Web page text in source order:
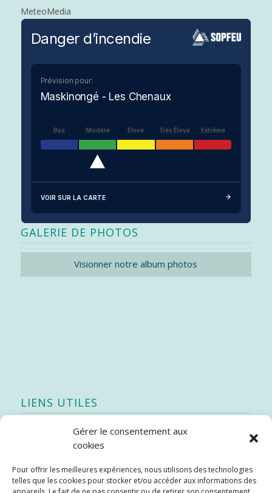
Gérer le consentement aux
cookies
Pour offrir les meilleures expériences, nous utilisons des technologies
telles que les cookies pour stocker et/ou accéder aux informations des
MeteoMedia
Danger d’incendie
Prévision pour:
Maskinongé - Les Chenaux
Bas Modéré Élevé Très Élevé Extrême
VOIR SUR LA CARTE
GALERIE DE PHOTOS
Visionner notre album photos
LIENS UTILES
Quoi de neuf
Stratégie québécoise d’économie d’eau potable
Bibliothèque